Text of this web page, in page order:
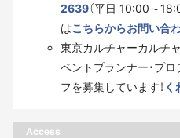
2639（平日 10:00～
はこちらからお問い合
東京カルチャーカルチ
ベントプランナー・プ
フを募集しています！ く
Access